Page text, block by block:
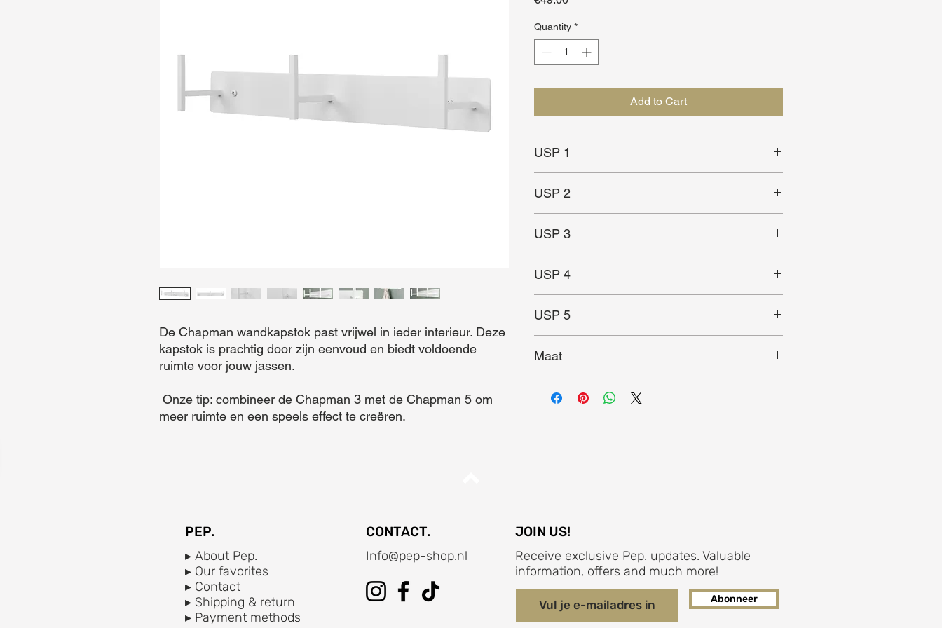
De Chapman wandkapstok past vrijwel in ieder interieur. Deze
kapstok is prachtig door zijn eenvoud en biedt voldoende
ruimte voor jouw jassen.
meer ruimte en een speels effect te creëren.
Quantity *
Add to Cart
USP 1
USP 2
USP 3
USP 4
USP 5
Maat
PEP. CONTACT. JOIN US!
▸ About Pep.
▸ Our favorites
▸ Contact
▸ Shipping & return
▸ Payment methods
Info@pep-shop.nl
Abonneer
Receive exclusive Pep. updates. Valuable
information, offers and much more!